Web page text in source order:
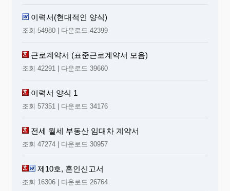
이력서(현대적인 양식)
조회 54980 | 다운로드 42399
근로계약서 (표준근로계약서 모음)
조회 42291 | 다운로드 39660
이력서 양식 1
조회 57351 | 다운로드 34176
전세 월세 부동산 임대차 계약서
조회 47274 | 다운로드 30957
제10호, 혼인신고서
조회 16306 | 다운로드 26764